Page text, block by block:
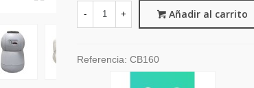
- + Añadir al carrito
Referencia: CB160